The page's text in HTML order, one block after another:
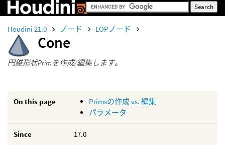
Houdini 21.0 ノード LOPノード
Cone
円錐形状Primを作成/編集します。
On this page
Primsの作成 vs. 編集
パラメータ
Since 17.0